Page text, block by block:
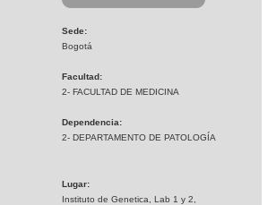
Sede:
Bogotá
Facultad:
2- FACULTAD DE MEDICINA
Dependencia:
2- DEPARTAMENTO DE PATOLOGÍA
Lugar:
Instituto de Genetica, Lab 1 y 2,